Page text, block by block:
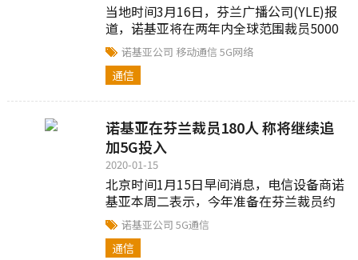
当地时间3月16日，芬兰广播公司(YLE)报
道，诺基亚将在两年内全球范围裁员5000
至10000人。诺基亚目前在全球拥有90000
名员工...
诺基亚公司 移动通信5G网络
通信
诺基亚在芬兰裁员180人 称将继续追
加5G投入
2020-01-15
北京时间1月15日早间消息，电信设备商诺
基亚本周二表示，今年准备在芬兰裁员约
180人，与此同时，公司还会向5G技术、
数字化技术投入更多资金...
诺基亚公司5G通信
通信